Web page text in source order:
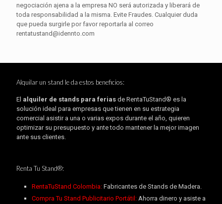
negociación ajena a la empresa NO será autorizada y liberará de
toda responsabilidad a la misma. Evite Fraudes. Cualquier duda
que pueda surgirle por favor reportarla al correo
rentatustand@idennto.com
Alquilar un stand le da estos beneficios:
El alquiler de stands para ferias de RentaTuStand® es la
solución ideal para empresas que tienen en su estrategia
comercial asistir a una o varias expos durante el año, quieren
optimizar su presupuesto y ante todo mantener la mejor imagen
ante sus clientes.
Renta Tu Stand®:
RentaTuStand Colombia: Fabricantes de Stands de Madera.
Compra Tu Stand Publicitario Portátil:Ahorra dinero y asiste a